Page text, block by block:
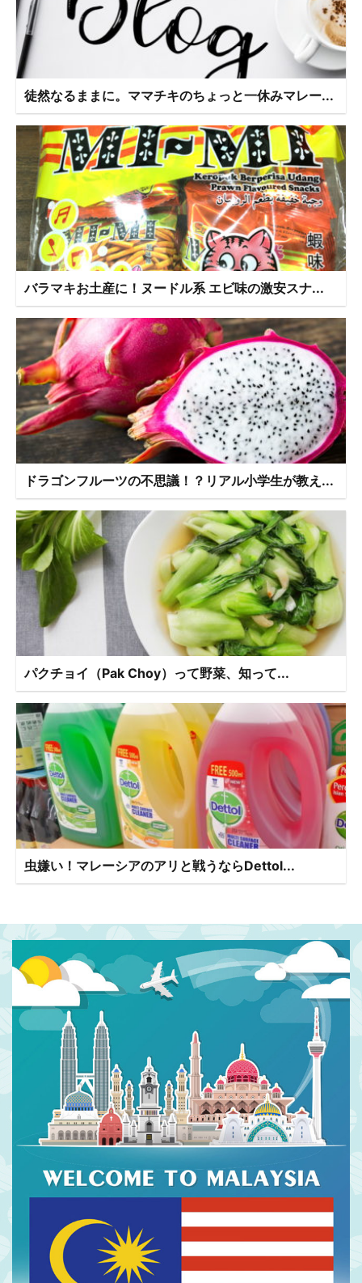
徒然なるままに。ママチキのちょっと一休みマレー...
バラマキお土産に！ヌードル系 エビ味の激安スナ...
ドラゴンフルーツの不思議！？リアル小学生が教え...
パクチョイ（Pak Choy）って野菜、知って...
虫嫌い！マレーシアのアリと戦うならDettol...